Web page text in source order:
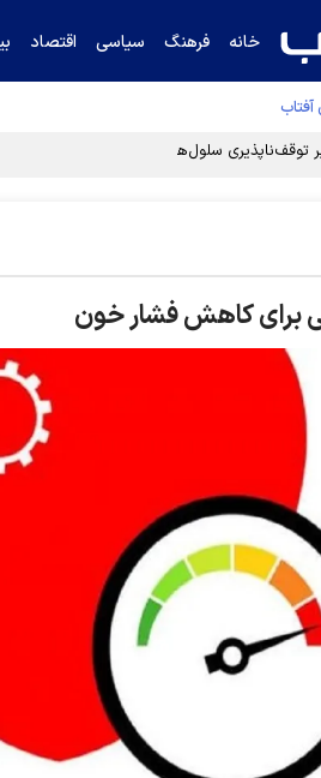
خانه فرهنگ سیاسی اقتصاد
آفتاب
سلول‌های سرطانی
برای کاهش فشار خون